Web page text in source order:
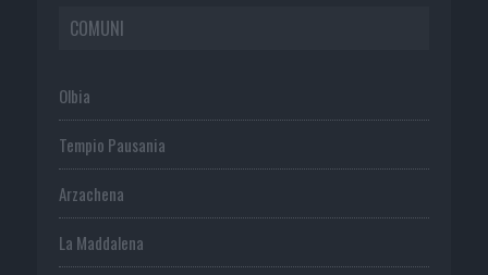
COMUNI
Olbia
Tempio Pausania
Arzachena
La Maddalena